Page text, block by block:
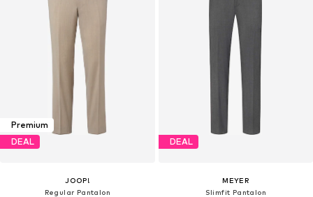
Premium
DEAL
JOOP!
Regular Pantalon
DEAL
MEYER
Slimfit Pantalon